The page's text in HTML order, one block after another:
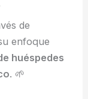
de
enfoque
huéspedes
. 🌱